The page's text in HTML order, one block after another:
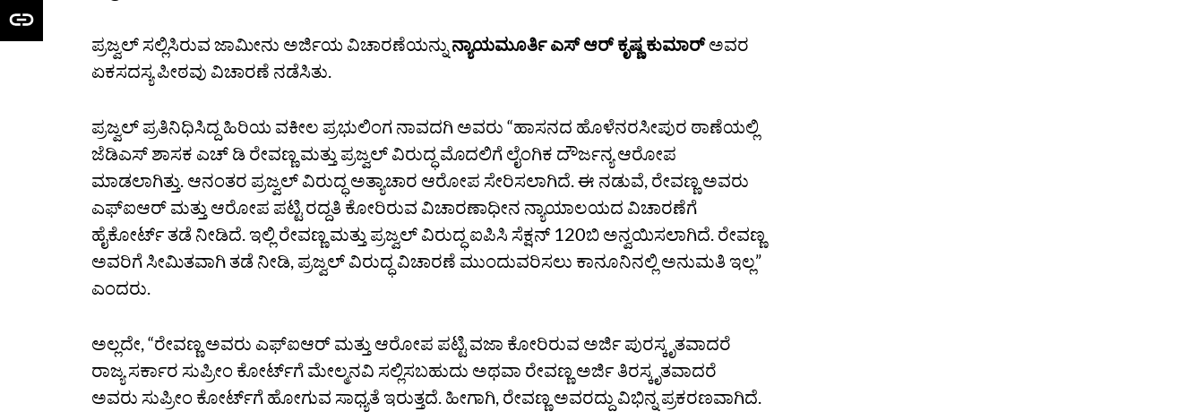
ಪ್ರಜ್ವಲ್‌ ಸಲ್ಲಿಸಿರುವ ಜಾಮೀನು ಅರ್ಜಿಯ ವಿಚಾರಣೆಯನ್ನು ನ್ಯಾಯಮೂರ್ತಿ ಎಸ್‌ ಆರ್‌ ಕೃಷ್ಣ ಕುಮಾರ್‌ಅವರ
ಏಕಸದಸ್ಯ ಪೀಠವು ವಿಚಾರಣೆ ನಡೆಸಿತು.
ಪ್ರಜ್ವಲ್‌ ಪ್ರತಿನಿಧಿಸಿದ್ದ ಹಿರಿಯ ವಕೀಲ ಪ್ರಭುಲಿಂಗ ನಾವದಗಿ ಅವರು “ಹಾಸನದ ಹೊಳೆನರಸೀಪುರ ಠಾಣೆಯಲ್ಲಿ
ಜೆಡಿಎಸ್‌ ಶಾಸಕ ಎಚ್‌ ಡಿ ರೇವಣ್ಣ ಮತ್ತು ಪ್ರಜ್ವಲ್‌ ವಿರುದ್ಧ ಮೊದಲಿಗೆ ಲೈಂಗಿಕ ದೌರ್ಜನ್ಯ ಆರೋಪ
ಮಾಡಲಾಗಿತ್ತು. ಆನಂತರ ಪ್ರಜ್ವಲ್‌ ವಿರುದ್ಧ ಅತ್ಯಾಚಾರ ಆರೋಪ ಸೇರಿಸಲಾಗಿದೆ. ಈ ನಡುವೆ, ರೇವಣ್ಣ ಅವರು
ಎಫ್‌ಐಆರ್‌ ಮತ್ತು ಆರೋಪ ಪಟ್ಟಿ ರದ್ದತಿ ಕೋರಿರುವ ವಿಚಾರಣಾಧೀನ ನ್ಯಾಯಾಲಯದ ವಿಚಾರಣೆಗೆ
ಹೈಕೋರ್ಟ್ ತಡೆ ನೀಡಿದೆ. ಇಲ್ಲಿ ರೇವಣ್ಣ ಮತ್ತು ಪ್ರಜ್ವಲ್‌ ವಿರುದ್ಧ ಐಪಿಸಿ ಸೆಕ್ಷನ್‌ 120ಬಿ ಅನ್ವಯಿಸಲಾಗಿದೆ. ರೇವಣ್ಣ
ಅವರಿಗೆ ಸೀಮಿತವಾಗಿ ತಡೆ ನೀಡಿ, ಪ್ರಜ್ವಲ್‌ ವಿರುದ್ಧ ವಿಚಾರಣೆ ಮುಂದುವರಿಸಲು ಕಾನೂನಿನಲ್ಲಿ ಅನುಮತಿ ಇಲ್ಲ”
ಎಂದರು.
ಅಲ್ಲದೇ, “ರೇವಣ್ಣ ಅವರು ಎಫ್‌ಐಆರ್‌ ಮತ್ತು ಆರೋಪ ಪಟ್ಟಿ ವಜಾ ಕೋರಿರುವ ಅರ್ಜಿ ಪುರಸ್ಕೃತವಾದರೆ
ರಾಜ್ಯ ಸರ್ಕಾರ ಸುಪ್ರೀಂ ಕೋರ್ಟ್‌ಗೆ ಮೇಲ್ಮನವಿ ಸಲ್ಲಿಸಬಹುದು ಅಥವಾ ರೇವಣ್ಣ ಅರ್ಜಿ ತಿರಸ್ಕೃತವಾದರೆ
ಅವರು ಸುಪ್ರೀಂ ಕೋರ್ಟ್‌ಗೆ ಹೋಗುವ ಸಾಧ್ಯತೆ ಇರುತ್ತದೆ. ಹೀಗಾಗಿ, ರೇವಣ್ಣ ಅವರದ್ದು ವಿಭಿನ್ನ ಪ್ರಕರಣವಾಗಿದೆ.